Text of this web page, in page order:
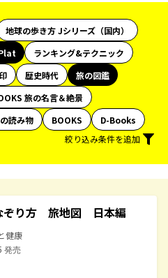
地球の歩き方 Jシリーズ（国内）
ランキング&テクニック
歴史時代
旅の図鑑
旅の名言＆絶景
読み物 BOOKS
D-Books
絞り込み条件を追加
ぞり方 旅地図 日本編
健康
発売